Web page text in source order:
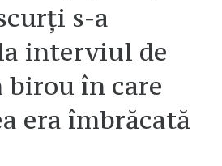
s-a
interviul de
în care
era îmbrăcată